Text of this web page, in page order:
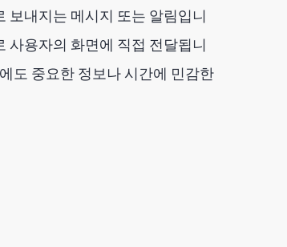
보내지는 메시지 또는 알림입니
사용자의 화면에 직접 전달됩니
도 중요한 정보나 시간에 민감한